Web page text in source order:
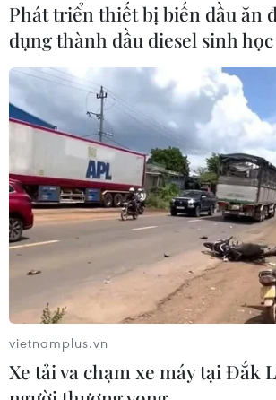
Phát triển thiết bị biến dầu ăn
dụng thành dầu diesel sinh học
vietnamplus.vn
Xe tải va chạm xe máy tại Đắk